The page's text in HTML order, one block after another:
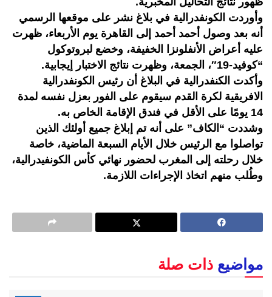
وأوردت الكونفدرالية في بلاغ نشر على موقعها الرسمي
أنه بعد وصول أحمد أحمد إلى القاهرة يوم الأربعاء، ظهرت
عليه أعراض الأنفلونزا الخفيفة، وخضع لبروتوكول
“كوفيد-19″، الجمعة، وظهرت نتائج الاختبار إيجابية.
وأكدت الكنفدرالية في البلاغ أن رئيس الكونفدرالية
الافريقية لكرة القدم سيقوم على الفور بعزل نفسه لمدة
14 يومًا على الأقل في فندق الإقامة الخاص به.
وشددت “الكاف” على أنه تم إبلاغ جميع أولئك الذين
تواصلوا مع الرئيس خلال الأيام السبعة الماضية، خاصة
خلال رحلته إلى المغرب لحضور نهائي كأس الكونفيدرالية،
وطُلب منهم اتخاذ الإجراءات اللازمة.
مواضيع ذات صلة